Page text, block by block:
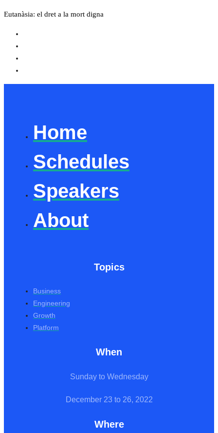
Eutanàsia: el dret a la mort digna
Home
Schedules
Speakers
About
Topics
Business
Engineering
Growth
Platform
When
Sunday to Wednesday
December 23 to 26, 2022
Where